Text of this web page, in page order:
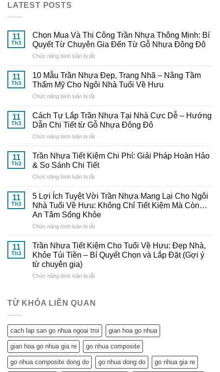
LATEST POSTS
11
Th3
Chọn Mua Và Thi Công Trần Nhựa Thông Minh: Bí
Quyết Từ Chuyên Gia Đến Từ Gỗ Nhựa Đông Đô
Chức năng bình luận bị tắtở
Mua
Và
Thi
Công
Nhựa
Thông
Bí
Từ
Chuyên
Gỗ
Nhựa
Đông
11
Th3
10 Mẫu Trần Nhựa Đẹp, Trang Nhã – Nâng Tầm
Thẩm Mỹ Cho Ngôi Nhà Tuổi Về Hưu
Chức năng bình luận bị tắtở
Mẫu
Trần
Nhựa
Đẹp,
Nhã
–
Tầm
Mỹ
Cho
Ngôi
Tuổi
Hưu
11
Th3
Cách Tự Lắp Trần Nhựa Tại Nhà Cực Dễ – Hướng
Dẫn Chi Tiết từ Gỗ Nhựa Đông Đô
Chức năng bình luận bị tắtở
Tự
Lắp
Trần
Nhựa
Nhà
Cực
Dễ
Hướng
Chi
Tiết
Nhựa
11
Th3
Trần Nhựa Tiết Kiệm Chi Phí: Giải Pháp Hoàn Hảo
& So Sánh Chi Tiết
Chức năng bình luận bị tắtở
Nhựa
Tiết
Kiệm
Chi
Phí:
Pháp
Hoàn
Hảo
So
Tiết
11
Th3
5 Lợi Ích Tuyệt Vời Trần Nhựa Mang Lại Cho Ngôi
Nhà Tuổi Về Hưu: Không Chỉ Tiết Kiệm Mà Còn…
An Tâm Sống Khỏe
Chức năng bình luận bị tắtở
Lợi
Ích
Tuyệt
Trần
Lại
Nhà
Tuổi
Về
Chỉ
11
Th3
Trần Nhựa Tiết Kiệm Cho Tuổi Về Hưu: Đẹp Nhà,
Khỏe Túi Tiền – Bí Quyết Chọn và Lắp Đặt (Gợi ý
từ chuyên gia)
Chức năng bình luận bị tắtở
Tiết
Tuổi
Về
Hưu:
Nhà,
Khỏe
TỪ KHÓA LIÊN QUAN
cach lap san go nhua ngoai troi gian hoa go nhua
gian hoa go nhua gia re go nhua composite
go nhua composite dong do go nhua dong do go nhua gia re